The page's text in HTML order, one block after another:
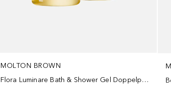
MOLTON BROWN
Flora Luminare Bath & Shower Gel Doppelpack (2er Set)